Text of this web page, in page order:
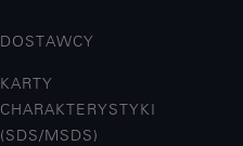
DOSTAWCY
KARTY
CHARAKTERYSTYKI
(SDS/MSDS)